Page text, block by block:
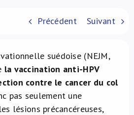
Précédent Suivant
suédoise (NEJM,
la vaccination anti-HPV
contre le cancer du col
pas seulement une
lésions précancéreuses,